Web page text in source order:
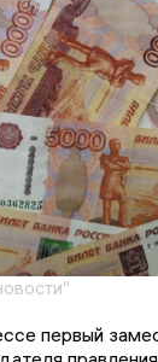
первый